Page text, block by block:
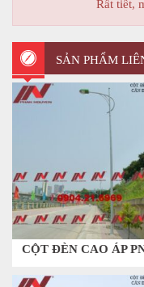
Rất tiết,
SẢN PHẨM
CỘT ĐÈN CAO ÁP